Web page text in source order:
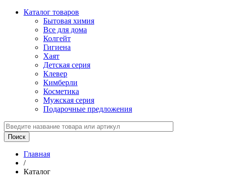
Каталог товаров
Бытовая химия
Все для дома
Колгейт
Гигиена
Хаят
Детская серия
Клевер
Кимберли
Косметика
Мужская серия
Подарочные предложения
Главная
/
Каталог